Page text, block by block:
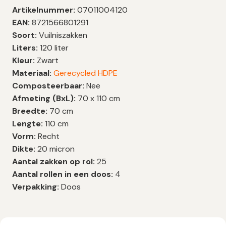
Artikelnummer: 07011004120
EAN: 8721566801291
Soort: Vuilniszakken
Liters: 120 liter
Kleur: Zwart
Materiaal: Gerecycled HDPE
Composteerbaar: Nee
Afmeting (BxL): 70 x 110 cm
Breedte: 70 cm
Lengte: 110 cm
Vorm: Recht
Dikte: 20 micron
Aantal zakken op rol: 25
Aantal rollen in een doos: 4
Verpakking: Doos